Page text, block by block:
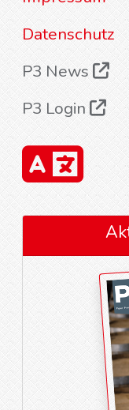
Datenschutz
P3 News
P3 Login